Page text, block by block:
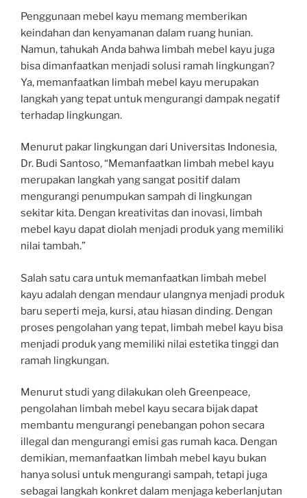
Penggunaan mebel kayu memang memberikan
keindahan dan kenyamanan dalam ruang hunian.
Namun, tahukah Anda bahwa limbah mebel kayu juga
bisa dimanfaatkan menjadi solusi ramah lingkungan?
Ya, memanfaatkan limbah mebel kayu merupakan
langkah yang tepat untuk mengurangi dampak negatif
terhadap lingkungan.
Menurut pakar lingkungan dari Universitas Indonesia,
Dr. Budi Santoso, “Memanfaatkan limbah mebel kayu
merupakan langkah yang sangat positif dalam
mengurangi penumpukan sampah di lingkungan
sekitar kita. Dengan kreativitas dan inovasi, limbah
mebel kayu dapat diolah menjadi produk yang memiliki
nilai tambah.”
Salah satu cara untuk memanfaatkan limbah mebel
kayu adalah dengan mendaur ulangnya menjadi produk
baru seperti meja, kursi, atau hiasan dinding. Dengan
proses pengolahan yang tepat, limbah mebel kayu bisa
menjadi produk yang memiliki nilai estetika tinggi dan
ramah lingkungan.
Menurut studi yang dilakukan oleh Greenpeace,
pengolahan limbah mebel kayu secara bijak dapat
membantu mengurangi penebangan pohon secara
illegal dan mengurangi emisi gas rumah kaca. Dengan
demikian, memanfaatkan limbah mebel kayu bukan
hanya solusi untuk mengurangi sampah, tetapi juga
sebagai langkah konkret dalam menjaga keberlanjutan